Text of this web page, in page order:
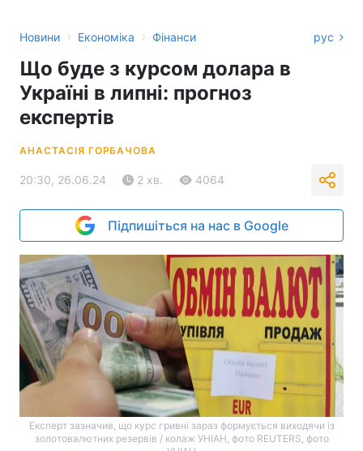
Новини › Економіка › Фінанси рус
Що буде з курсом долара в
Україні в липні: прогноз
експертів
АНАСТАСІЯ ГОРБАЧОВА
20:30, 26.06.24 2 хв. 4064
Підпишіться на нас в Google
Експерт зазначив, що курс гривні зараз формується виходячи із
золотовалютних резервів / колаж УНІАН, фото REUTERS, фото